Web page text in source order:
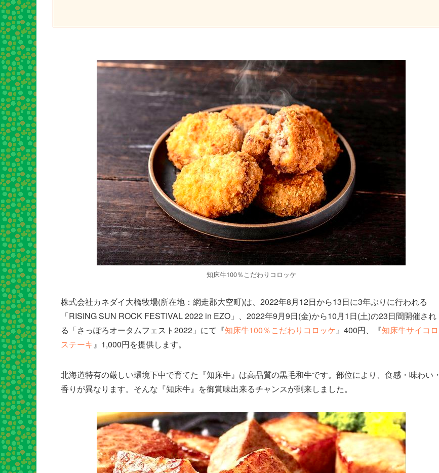
知床牛100％こだわりコロッケ
株式会社カネダイ大橋牧場(所在地：網走郡大空町)は、2022年8月12日から13日に3年ぶりに行われる
「RISING SUN ROCK FESTIVAL 2022 in EZO」、2022年9月9日(金)から10月1日(土)の23日間開催され
る「さっぽろオータムフェスト2022」にて『知床牛100％こだわりコロッケ』400円、『知床牛サイコロ
ステーキ』1,000円を提供します。
北海道特有の厳しい環境下中で育てた『知床牛』は高品質の黒毛和牛です。部位により、食感・味わい・
香りが異なります。そんな『知床牛』を御賞味出来るチャンスが到来しました。